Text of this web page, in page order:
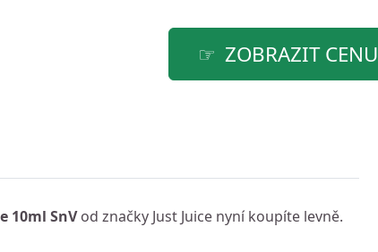
ZOBRAZIT CENU
10ml SnVod značky Just Juice nyní koupíte levně.